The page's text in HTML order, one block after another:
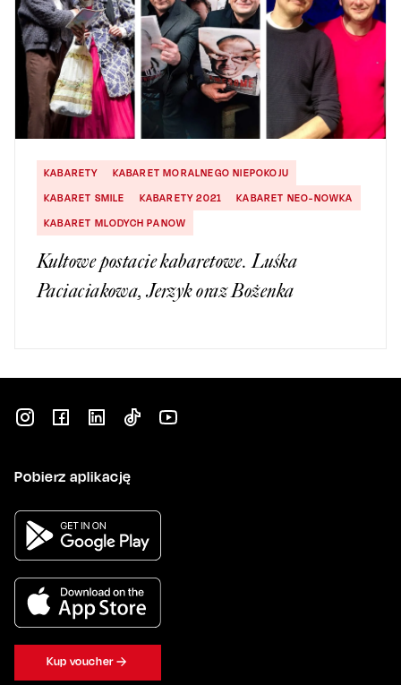
KABARETY
KABARET MORALNEGO NIEPOKOJU
KABARET SMILE
KABARETY 2021
KABARET NEO-NOWKA
KABARET MLODYCH PANOW
Kultowe postacie kabaretowe. Luśka
Paciaciakowa, Jerzyk oraz Bożenka
Pobierz aplikację
Kup voucher